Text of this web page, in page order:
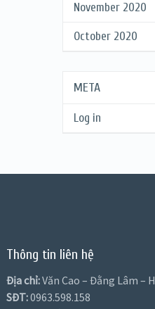
November 2020
October 2020
META
Log in
Thông tin liên hệ
Địa chỉ:Văn Cao – Đằng Lâm –
SĐT:0963.598.158